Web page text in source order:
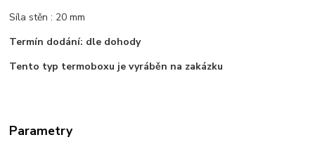
Síla stěn : 20 mm
Termín dodání: dle dohody
Tento typ termoboxu je vyráběn na zakázku
Parametry